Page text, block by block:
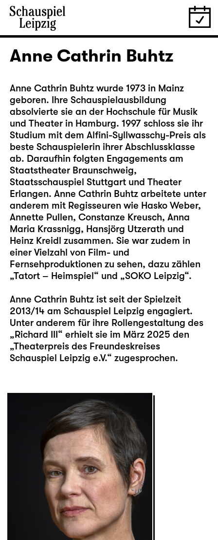
Anne Cathrin Buhtz
Anne Cathrin Buhtz wurde 1973 in Mainz
geboren. Ihre Schauspielausbildung
absolvierte sie an der Hochschule für Musik
und Theater in Hamburg. 1997 schloss sie ihr
Studium mit dem Alfini-Syllwasschy-Preis als
beste Schauspielerin ihrer Abschlussklasse
ab. Daraufhin folgten Engagements am
Staatstheater Braunschweig,
Staatsschauspiel Stuttgart und Theater
Erlangen. Anne Cathrin Buhtz arbeitete unter
anderem mit Regisseuren wie Hasko Weber,
Annette Pullen, Constanze Kreusch, Anna
Maria Krassnigg, Hansjörg Utzerath und
Heinz Kreidl zusammen. Sie war zudem in
einer Vielzahl von Film- und
Fernsehproduktionen zu sehen, dazu zählen
„Tatort – Heimspiel“ und „SOKO Leipzig“.
Anne Cathrin Buhtz ist seit der Spielzeit
2013/14 am Schauspiel Leipzig engagiert.
Unter anderem für ihre Rollengestaltung des
„Richard III“ erhielt sie im März 2025 den
„Theaterpreis des Freundeskreises
Schauspiel Leipzig e.V.“ zugesprochen.